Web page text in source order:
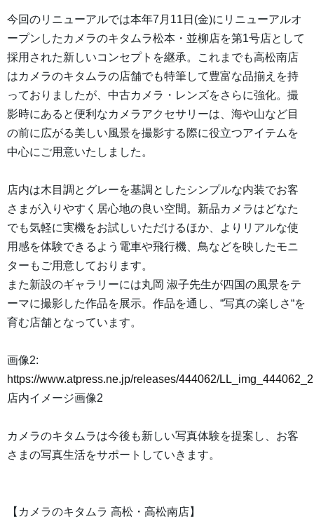
今回のリニューアルでは本年7月11日(金)にリニューアルオ
ープンしたカメラのキタムラ松本・並柳店を第1号店として
採用された新しいコンセプトを継承。これまでも高松南店
はカメラのキタムラの店舗でも特筆して豊富な品揃えを持
っておりましたが、中古カメラ・レンズをさらに強化。撮
影時にあると便利なカメラアクセサリーは、海や山など目
の前に広がる美しい風景を撮影する際に役立つアイテムを
中心にご用意いたしました。
店内は木目調とグレーを基調としたシンプルな内装でお客
さまが入りやすく居心地の良い空間。新品カメラはどなた
でも気軽に実機をお試しいただけるほか、よりリアルな使
用感を体験できるよう電車や飛行機、鳥などを映したモニ
ターもご用意しております。
また新設のギャラリーには丸岡 淑子先生が四国の風景をテ
ーマに撮影した作品を展示。作品を通し、“写真の楽しさ“を
育む店舗となっています。
画像2:
https://www.atpress.ne.jp/releases/444062/
店内イメージ画像2
カメラのキタムラは今後も新しい写真体験を提案し、お客
さまの写真生活をサポートしていきます。
【カメラのキタムラ 高松・高松南店】